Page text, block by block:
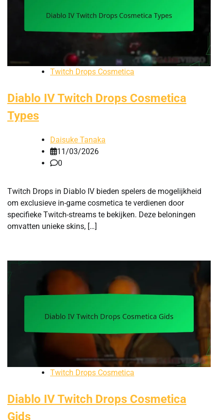
Twitch Drops Cosmetica
Diablo IV Twitch Drops Cosmetica
Types
Daisuke Tanaka
11/03/2026
0
Twitch Drops in Diablo IV bieden spelers de mogelijkheid
om exclusieve in-game cosmetica te verdienen door
specifieke Twitch-streams te bekijken. Deze beloningen
omvatten unieke skins, […]
Twitch Drops Cosmetica
Diablo IV Twitch Drops Cosmetica
Gids